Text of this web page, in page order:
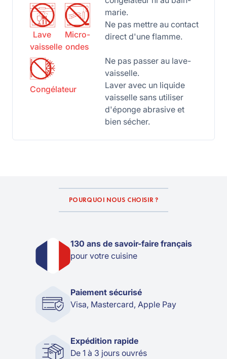
Lave
vaisselle
Micro-
ondes
Congélateur
marie.
Ne pas mettre au contact
direct d'une flamme.
Ne pas passer au lave-
vaisselle.
Laver avec un liquide
vaisselle sans utiliser
d'éponge abrasive et
bien sécher.
POURQUOI NOUS CHOISIR ?
130 ans de savoir-faire français
pour votre cuisine
Paiement sécurisé
Visa, Mastercard, Apple Pay
Expédition rapide
De 1 à 3 jours ouvrés